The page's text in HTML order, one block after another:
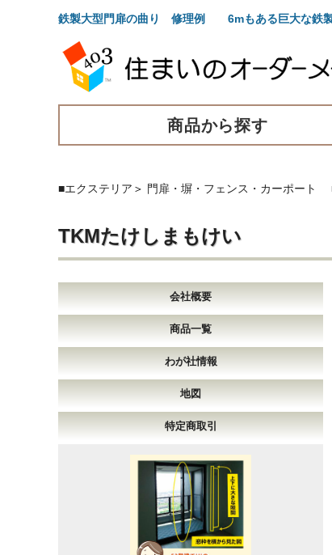
鉄製大型門扉の曲り 修理例 6mもある巨大な鉄製
商品から探す
■エクステリア ＞ 門扉・塀・フェンス・カーポート
TKMたけしまもけい
会社概要
商品一覧
わが社情報
地図
特定商取引